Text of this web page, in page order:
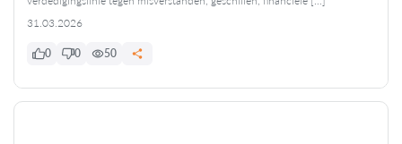
31.03.2026
0 0 50